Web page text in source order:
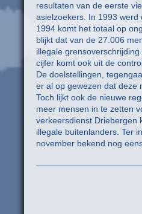
resultaten van de eerste
asielzoekers. In 1993
1994 komt het totaal op
blijkt dat van de 27.006
illegale
cijfer komt ook uit de
De doelstellingen,
er al op gewezen dat deze
Toch lijkt ook de nieuwe
meer mensen in te zetten
verkeersdienst Driebergen
illegale buitenlanders. Ter
november bekend nog